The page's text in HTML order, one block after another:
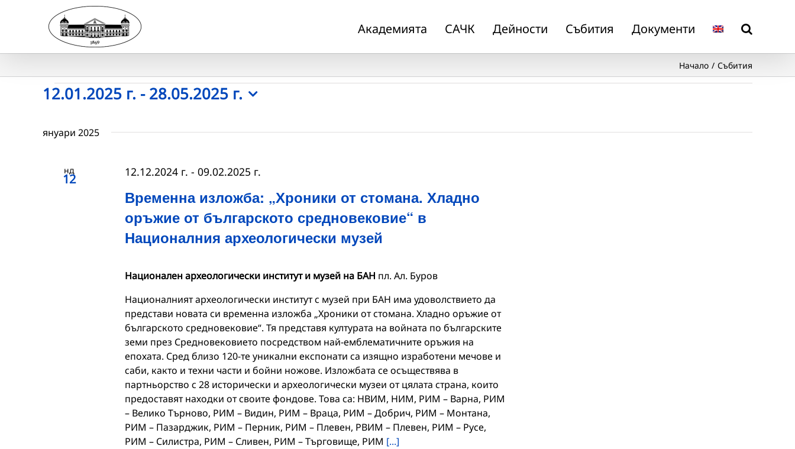
Академията САЧК Дейности Събития Документи
Начало Събития
Събития
12.01.2025 г. - 28.05.2025 г.
date.
януари 2025
нд
12
Временна изложба: „Хроники от стомана. Хладно
оръжие от българското средновековие“ в
Националния археологически музей
12.12.2024 г. - 09.02.2025 г.
Национален археологически институт и музей на БАН пл. Ал. Буров
Националният археологически институт с музей при БАН има удоволствието да
представи новата си временна изложба „Хроники от стомана. Хладно оръжие от
българското средновековие“. Тя представя културата на войната по българските
земи през Средновековието посредством най-емблематичните оръжия на
епохата. Сред близо 120-те уникални експонати са изящно изработени мечове и
саби, както и техни части и бойни ножове. Изложбата се осъществява в
партньорство с 28 исторически и археологически музеи от цялата страна, които
предоставят находки от своите фондове. Това са: НВИМ, НИМ, РИМ – Варна, РИМ
– Велико Търново, РИМ – Видин, РИМ – Враца, РИМ – Добрич, РИМ – Монтана,
РИМ – Пазарджик, РИМ – Перник, РИМ – Плевен, РВИМ – Плевен, РИМ – Русе,
РИМ – Силистра, РИМ – Сливен, РИМ – Търговище, РИМ [...]